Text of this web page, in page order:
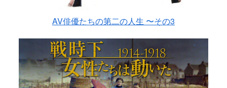
AV俳優たちの第二の人生 〜その3